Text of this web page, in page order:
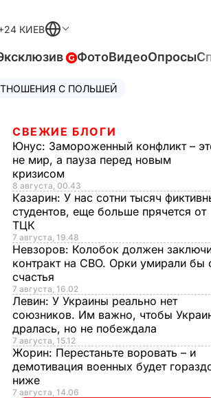
КИЕВ
ФотоВидеоОпросы
С ПОЛЬШЕЙ
СВЕЖИЕ БЛОГИ
Юнус: Замороженный конфликт –
не мир, а пауза перед новым
кризисом
8 августа, 00.43
Казарин: У нас сотни тысяч
студентов, еще больше прячется от
ТЦК
7 августа, 19.48
Невзоров: Колобок должен
контракт на СВО. Орки умирали бы
счастья
7 августа, 16.02
Левин: У Украины реально нет
союзников. Им важно, чтобы
дралась, но не побеждала
7 августа, 15.12
Жорин: Перестаньте воровать – и
демотивация военных будет
ниже
7 августа, 14.06